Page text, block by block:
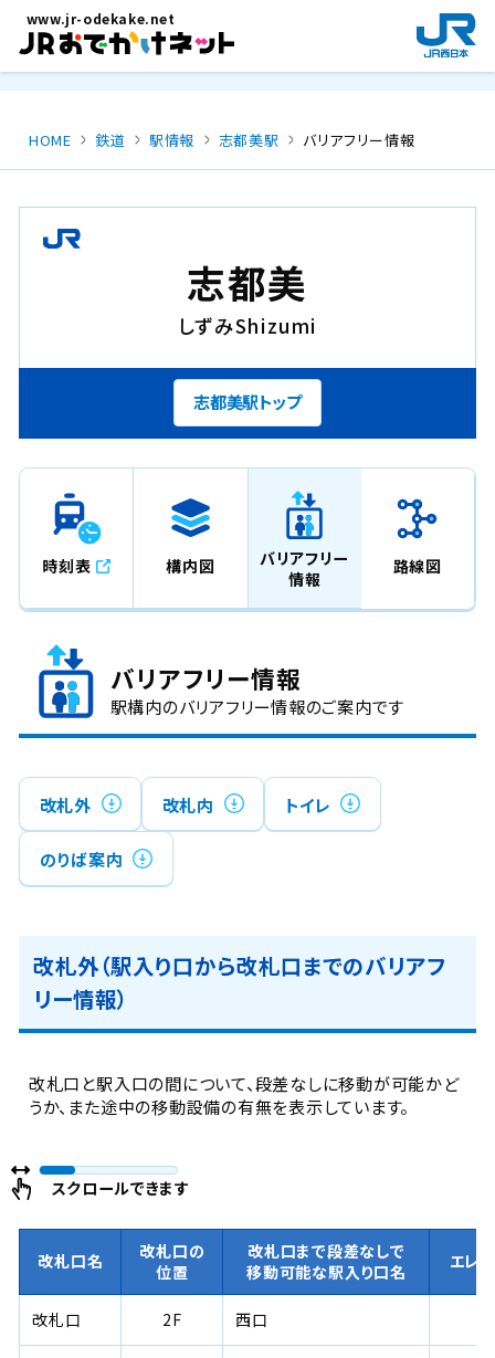
メインコンテンツにスキップ
www.jr-odekake.net
新
規
ウ
で
HOME 鉄道 駅情報 志都美駅 バリアフリー情報
志都美
しずみShizumi
志都美駅トップ
時刻表 構内図
バリアフリー
情報
路線図
バリアフリー情報
駅構内のバリアフリー情報のご案内です
改札外 改札内 トイレ
のりば案内
改札外（駅入り口から改札口までのバリアフ
リー情報）
改札口と駅入口の間について、段差なしに移動が可能かど
うか、また途中の移動設備の有無を表示しています。
スクロールできます
改札口名
改札口の
位置
改札口まで段差なしで
移動可能な駅入り口名
エレ
改札口 2F 西口